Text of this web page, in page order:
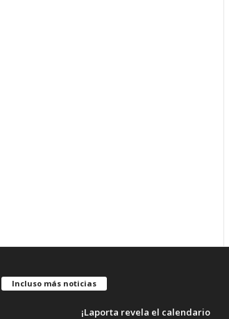
Incluso más noticias
¡Laporta revela el calendario